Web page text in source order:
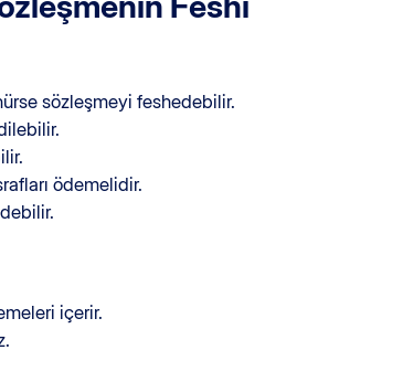
sözleşmeyi feshedebilir.
ödemelidir.
içerir.